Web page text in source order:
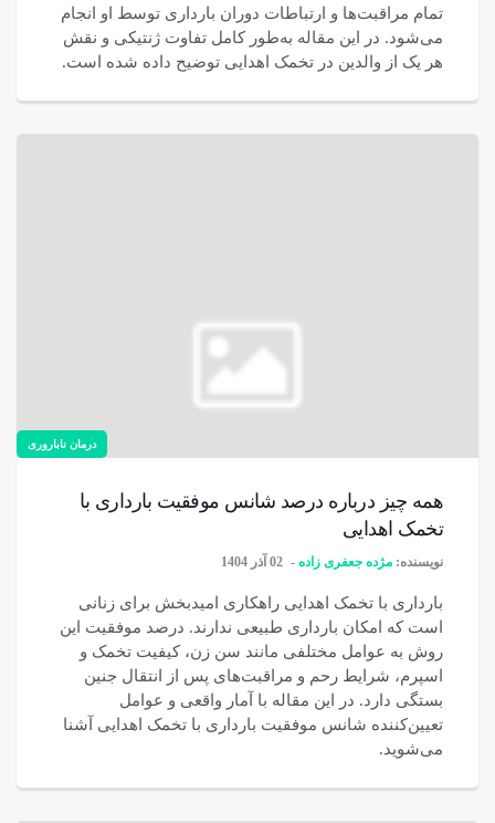
تمام مراقبت‌ها و ارتباطات دوران بارداری توسط او انجام
می‌شود. در این مقاله به‌طور کامل تفاوت ژنتیکی و نقش
هر یک از والدین در تخمک اهدایی توضیح داده شده است.
درمان ناباروری
همه چیز درباره درصد شانس موفقیت بارداری با
تخمک اهدایی
نویسنده: مژده جعفری زاده 02 آذر 1404
بارداری با تخمک اهدایی راهکاری امیدبخش برای زنانی
است که امکان بارداری طبیعی ندارند. درصد موفقیت این
روش به عوامل مختلفی مانند سن زن، کیفیت تخمک و
اسپرم، شرایط رحم و مراقبت‌های پس از انتقال جنین
بستگی دارد. در این مقاله با آمار واقعی و عوامل
تعیین‌کننده شانس موفقیت بارداری با تخمک اهدایی آشنا
می‌شوید.